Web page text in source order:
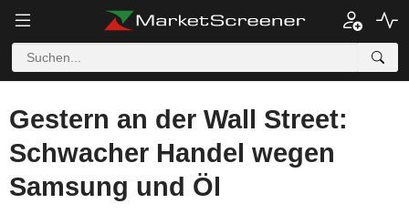
Gestern an der Wall Street:
Schwacher Handel wegen
Samsung und Öl